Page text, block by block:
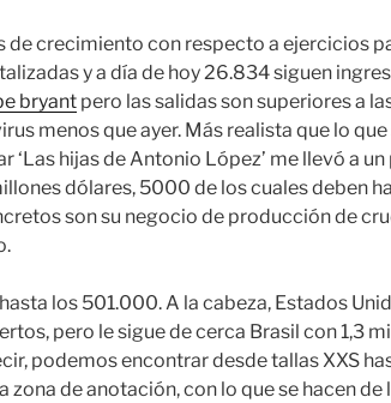
de crecimiento con respecto a ejercicios
y a día de hoy 26.834 siguen
bryant pero las salidas son superiores a
menos que ayer. Más realista que lo que
hijas de Antonio López’ me llevó a
dólares, 5000 de los cuales deben
son su negocio de producción de
los 501.000. A la cabeza, Estados
pero le sigue de cerca Brasil con 1,3
podemos encontrar desde tallas XXS
de anotación, con lo que se hacen de